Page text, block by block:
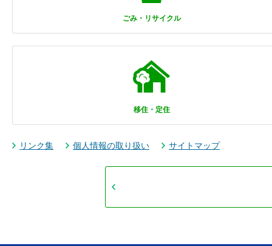
ごみ・リサイクル
移住・定住
リンク集 個人情報の取り扱い サイトマップ